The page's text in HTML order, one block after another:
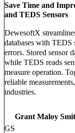
Save Time and
and TEDS Sensors
DewesoftX
databases with TEDS
errors. Stored sensor
while TEDS reads
measure operation.
reliable
industries.
GS
Grant Maloy